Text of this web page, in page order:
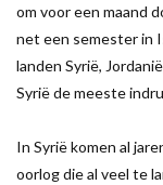
om voor een maand
net een semester in
landen Syrië,
Syrië de meeste
In Syrië komen al
oorlog die al veel te